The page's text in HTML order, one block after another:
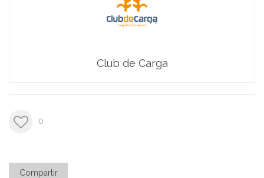
Club de Carga
0
Compartir